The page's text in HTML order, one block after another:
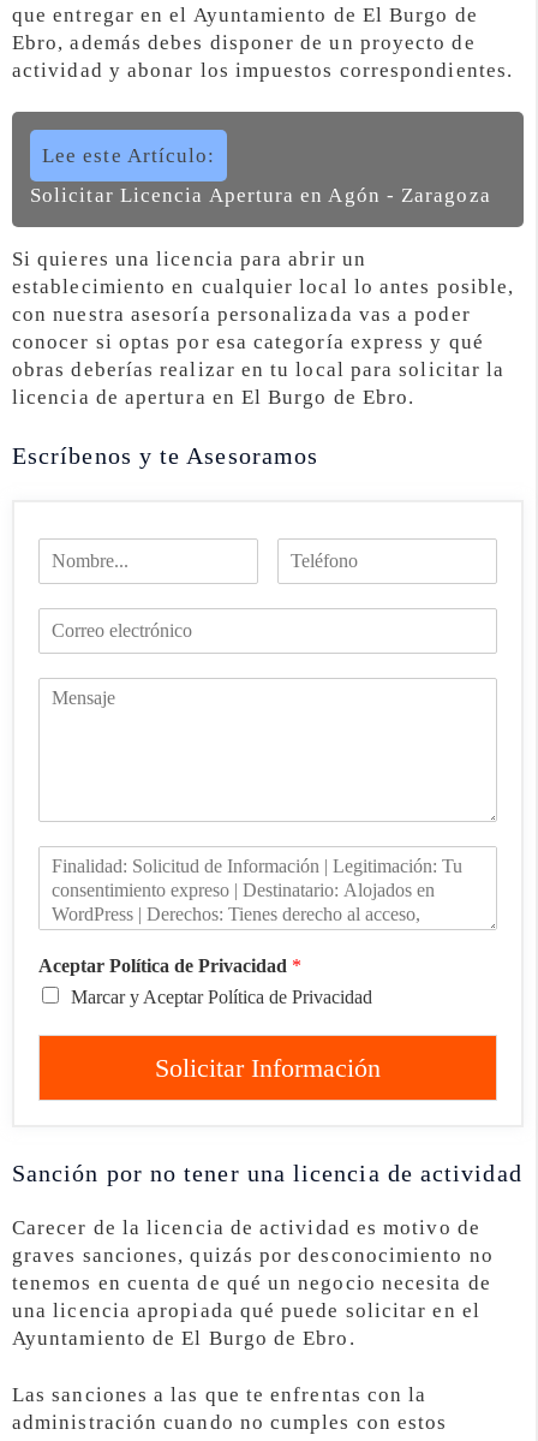
que entregar en el Ayuntamiento de El Burgo de
Ebro, además debes disponer de un proyecto de
actividad y abonar los impuestos correspondientes.
Lee este Artículo:
Solicitar Licencia Apertura en Agón - Zaragoza
Si quieres una licencia para abrir un
establecimiento en cualquier local lo antes posible,
con nuestra asesoría personalizada vas a poder
conocer si optas por esa categoría express y qué
obras deberías realizar en tu local para solicitar la
licencia de apertura en El Burgo de Ebro.
Escríbenos y te Asesoramos
Aceptar Política de Privacidad *
Marcar y Aceptar Política de Privacidad
Solicitar Información
Sanción por no tener una licencia de actividad
Carecer de la licencia de actividad es motivo de
graves sanciones, quizás por desconocimiento no
tenemos en cuenta de qué un negocio necesita de
una licencia apropiada qué puede solicitar en el
Ayuntamiento de El Burgo de Ebro.
Las sanciones a las que te enfrentas con la
administración cuando no cumples con estos